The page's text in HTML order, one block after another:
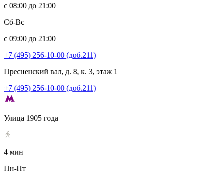
с 08:00 до 21:00
Сб-Вс
с 09:00 до 21:00
+7 (495) 256-10-00 (доб.211)
Пресненский вал, д. 8, к. 3, этаж 1
+7 (495) 256-10-00 (доб.211)
Улица 1905 года
4 мин
Пн-Пт